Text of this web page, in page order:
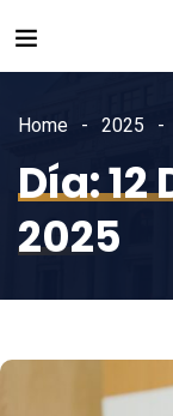
Home 2025
Día:12
2025